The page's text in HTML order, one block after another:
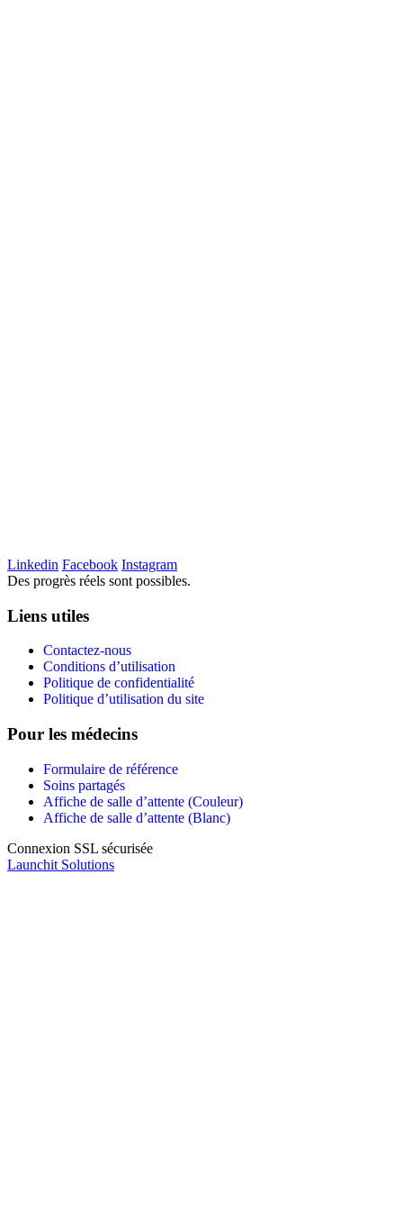
Linkedin Facebook Instagram
Des progrès réels sont possibles.
Liens utiles
Contactez-nous
Conditions d’utilisation
Politique de confidentialité
Politique d’utilisation du site
Pour les médecins
Formulaire de référence
Soins partagés
Affiche de salle d’attente (Couleur)
Affiche de salle d’attente (Blanc)
Connexion SSL sécurisée
Launchit Solutions